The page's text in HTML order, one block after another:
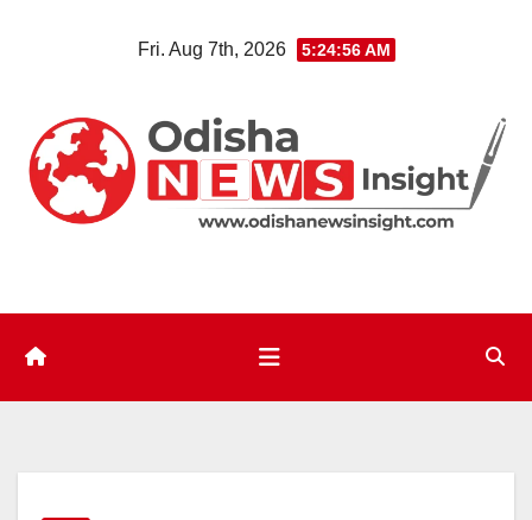
Fri. Aug 7th, 2026 5:24:57 AM